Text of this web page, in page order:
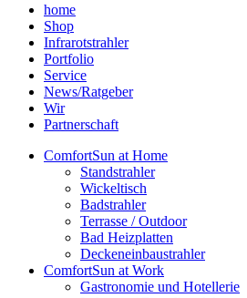
home
Shop
Infrarotstrahler
Portfolio
Service
News/Ratgeber
Wir
Partnerschaft
ComfortSun at Home
Standstrahler
Wickeltisch
Badstrahler
Terrasse / Outdoor
Bad Heizplatten
Deckeneinbaustrahler
ComfortSun at Work
Gastronomie und Hotellerie